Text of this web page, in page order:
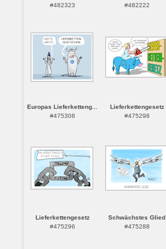
#482323
#482222
Europas Lieferketteng...
#475308
Lieferkettengesetz
#475298
Lieferkettengesetz
#475296
Schwächstes Glied
#475288